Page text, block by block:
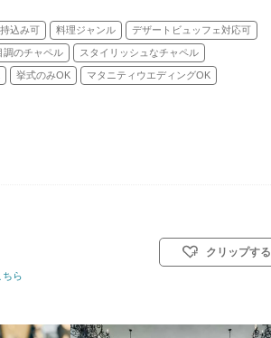
込み可 料理ジャンル デザートビュッフェ対応可
調のチャペル スタイリッシュなチャペル
挙式のみOK マタニティウエディングOK
スト教式)／人前式／和装人前式
ちら
クリップする